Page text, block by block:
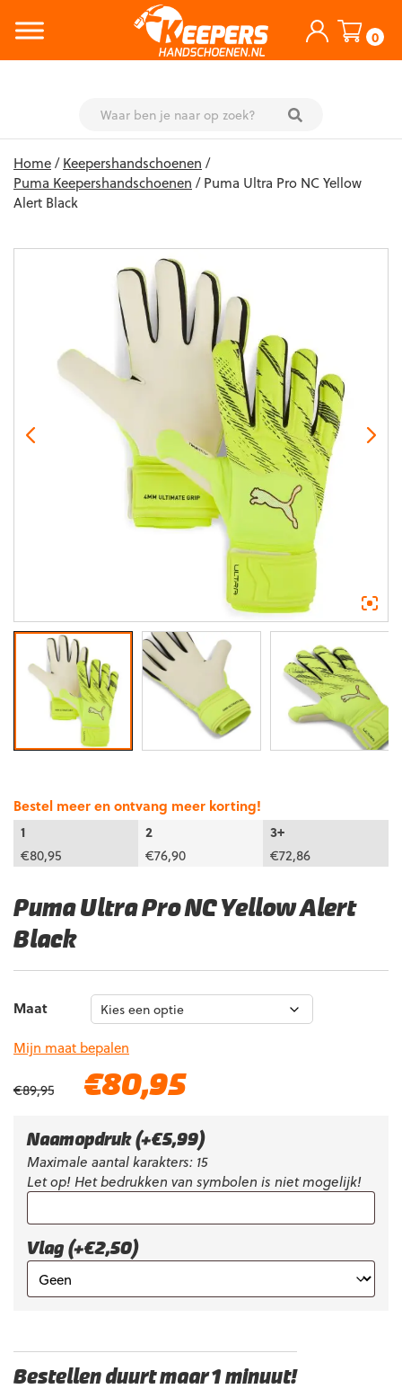
0
content
Home/Keepershandschoenen /
Puma Keepershandschoenen / Puma Ultra Pro NC Yellow
Alert Black
Puma Ultra Pro NC Yellow Alert
Black
Bestel meer en ontvang meer korting!
1
2
3+
€80,95 €76,90 €72,86
Maat
Mijn maat bepalen
€89,95
Oorspronkelijke
€89,95.
€80,95Huidige
€80,95.
Naamopdruk (+€5,99)
Maximale aantal karakters: 15
Let op! Het bedrukken van symbolen is niet mogelijk!
Vlag (+€2,50)
Bestellen duurt maar 1 minuut!